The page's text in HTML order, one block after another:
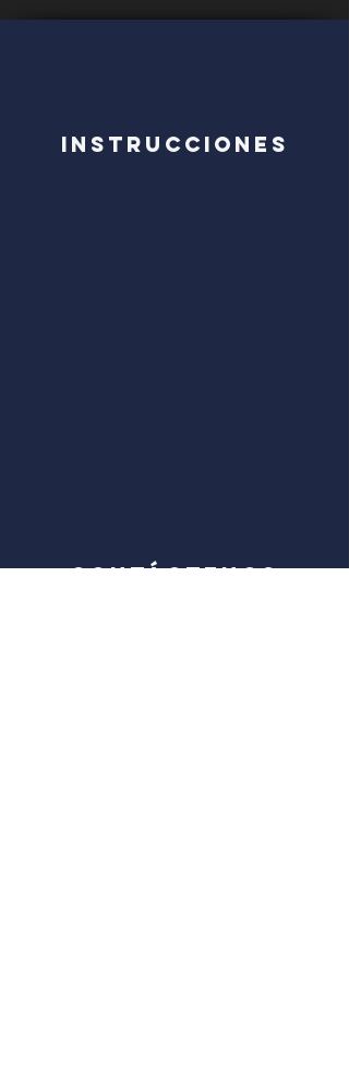
Instrucciones
CONTÁCTENOS